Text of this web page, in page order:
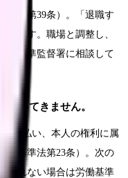
準法第39条）。「退職す
ります。職場と調整し、
働基準監督署に相談して
返ってきません。
支払い、本人の権利に属
働基準法第23条）。次の
されない場合は労働基準